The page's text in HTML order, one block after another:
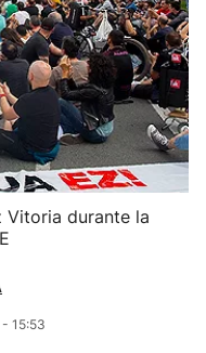
Vitoria durante la
15:53